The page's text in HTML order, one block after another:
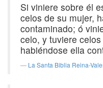
Si viniere sobre él
celos de su mujer,
contaminado; ó
celo, y tuviere
habiéndose ella
La Santa Biblia Reina-